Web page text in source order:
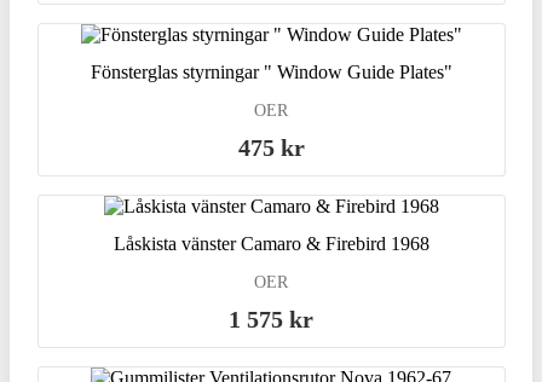
Fönsterglas styrningar " Window Guide Plates"
OER
475 kr
Låskista vänster Camaro & Firebird 1968
OER
1 575 kr